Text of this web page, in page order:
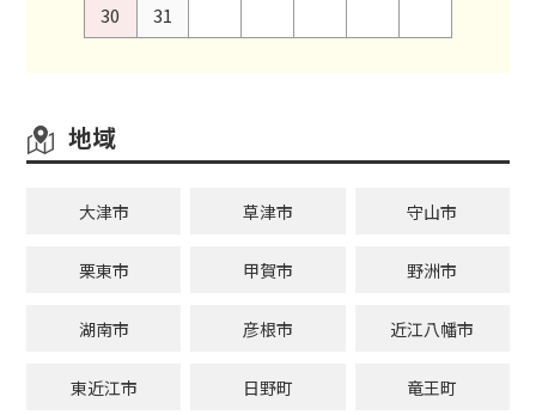
30
31
地域
大津市 草津市 守山市
栗東市 甲賀市 野洲市
湖南市 彦根市 近江八幡市
東近江市 日野町 竜王町